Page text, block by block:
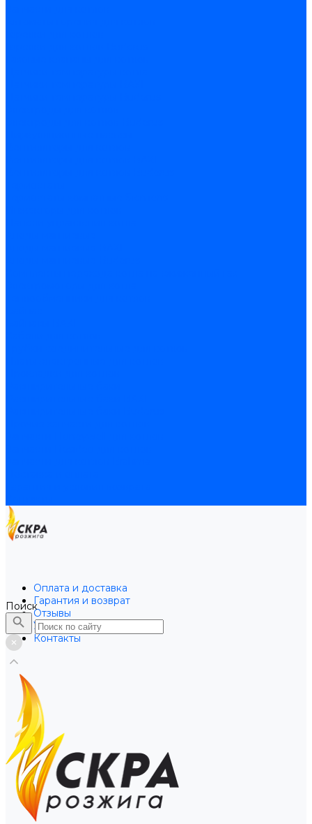
Оплата и доставка
Гарантия и возврат
Отзывы
Услуги
Контакты
Поиск